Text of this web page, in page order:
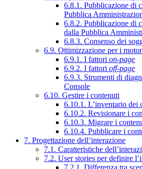
6.8.1. Pubblicazione di
Pubblica
6.8.2. Pubblicazione di
dalla Pubblica
6.8.3. Consenso dei
6.9. Ottimizzazione per i
6.9.1. I fattori on-page
6.9.2. I fattori off-page
6.9.3. Strumenti di
Console
6.10. Gestire i contenuti
6.10.1. L’inventario dei
6.10.2. Revisionare i
6.10.3. Migrare i
6.10.4. Pubblicare i
7. Progettazione dell’interazione
7.1. Caratteristiche
7.2. User stories per definire
7.2.1. Differenza tra